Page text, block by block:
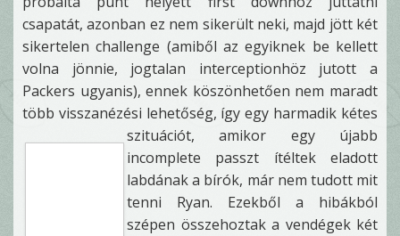
csapatát, azonban ez nem sikerült neki, majd jött két
sikertelen challenge (amiből az egyiknek be kellett
volna jönnie, jogtalan interceptionhöz jutott a
Packers ugyanis), ennek köszönhetően nem maradt
több visszanézési lehetőség, így egy harmadik kétes
szituációt,amikor egy újabb
incomplete passzt ítéltek eladott
labdának a bírók, már nem tudott mit
tenni Ryan. Ezekből a hibákból
szépen összehoztak a vendégek két